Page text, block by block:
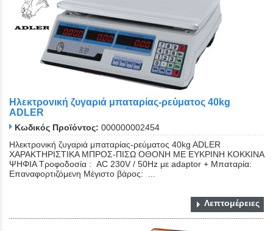
Ηλεκτρονική ζυγαριά μπαταρίας-ρεύματος 40kg
ADLER
Κωδικός Προϊόντος: 000000002454
Ηλεκτρονική ζυγαριά μπαταρίας-ρεύματος 40kg ADLER
ΧΑΡΑΚΤΗΡΙΣΤΙΚΑ ΜΠΡΟΣ-ΠΙΣΩ ΟΘΟΝΗ ΜΕ ΕΥΚΡΙΝΗ ΚΟΚΚΙΝΑ
ΨΗΦΙΑ Τροφοδοσία : AC 230V / 50Hz με adaptor + Μπαταρία:
Επαναφορτιζόμενη Μέγιστο βάρος: ...
Λεπτομέρειες